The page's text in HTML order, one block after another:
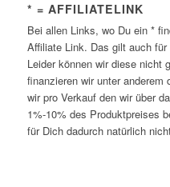
* = AFFILIATELINK
Bei allen Links, wo Du ein *
Affiliate Link. Das gilt auch
Leider können wir diese nicht
finanzieren wir unter
wir pro Verkauf den wir über
1%-10% des Produktpreises
für Dich dadurch natürlich